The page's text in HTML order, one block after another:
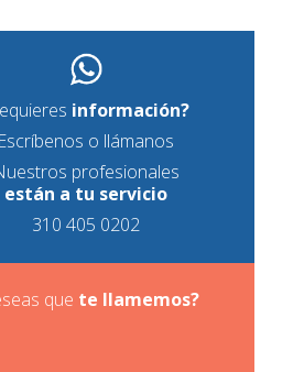
información?
Escríbenos o llámanos
profesionales
están a tu servicio
310 405 0202
que te llamemos?